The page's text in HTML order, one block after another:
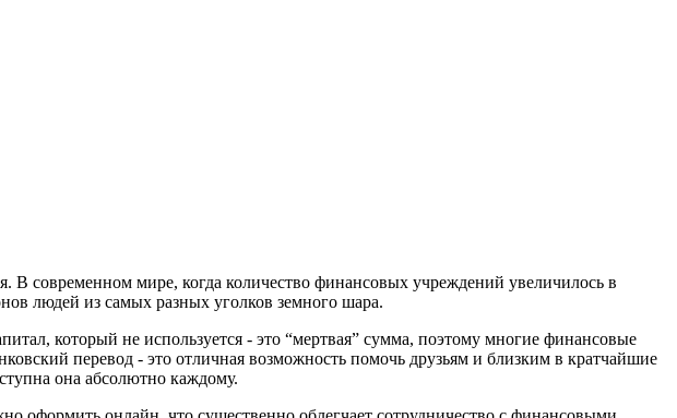
В современном мире, когда количество финансовых учреждений увеличилось в
людей из самых разных уголков земного шара.
который не используется - это “мертвая” сумма, поэтому многие финансовые
перевод - это отличная возможность помочь друзьям и близким в кратчайшие
она абсолютно каждому.